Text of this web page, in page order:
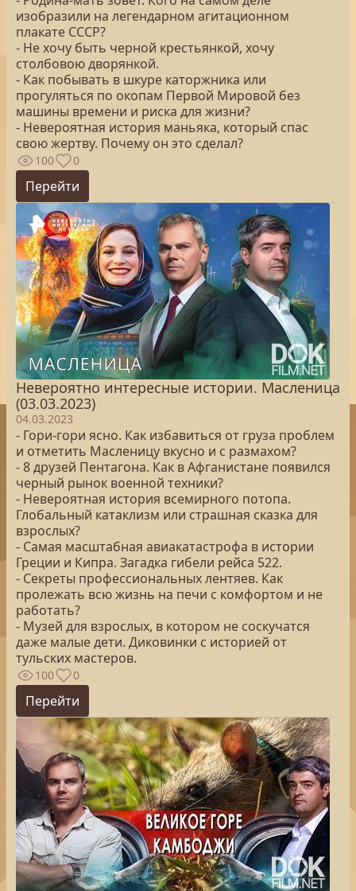
изобразили на легендарном агитационном
плакате СССР?
- Не хочу быть черной крестьянкой, хочу
столбовою дворянкой.
- Как побывать в шкуре каторжника или
прогуляться по окопам Первой Мировой без
машины времени и риска для жизни?
- Невероятная история маньяка, который спас
свою жертву. Почему он это сделал?
100 0
Перейти
Невероятно интересные истории. Масленица
(03.03.2023)
04.03.2023
- Гори-гори ясно. Как избавиться от груза проблем
и отметить Масленицу вкусно и с размахом?
- 8 друзей Пентагона. Как в Афганистане появился
черный рынок военной техники?
- Невероятная история всемирного потопа.
Глобальный катаклизм или страшная сказка для
взрослых?
- Самая масштабная авиакатастрофа в истории
Греции и Кипра. Загадка гибели рейса 522.
- Секреты профессиональных лентяев. Как
пролежать всю жизнь на печи с комфортом и не
работать?
- Музей для взрослых, в котором не соскучатся
даже малые дети. Диковинки с историей от
тульских мастеров.
100 0
Перейти